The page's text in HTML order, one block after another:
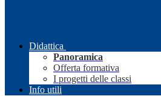
Didattica
Panoramica
Offerta formativa
I progetti delle classi
Info utili